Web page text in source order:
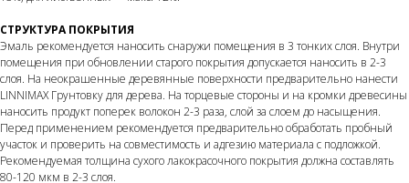
СТРУКТУРА ПОКРЫТИЯ
Эмаль рекомендуется наносить снаружи помещения в 3 тонких слоя. Внутри
помещения при обновлении старого покрытия допускается наносить в 2-3
слоя. На неокрашенные деревянные поверхности предварительно нанести
LINNIMAX Грунтовку для дерева. На торцевые стороны и на кромки древесины
наносить продукт поперек волокон 2-3 раза, слой за слоем до насыщения.
Перед применением рекомендуется предварительно обработать пробный
участок и проверить на совместимость и адгезию материала с подложкой.
Рекомендуемая толщина сухого лакокрасочного покрытия должна составлять
80-120 мкм в 2-3 слоя.